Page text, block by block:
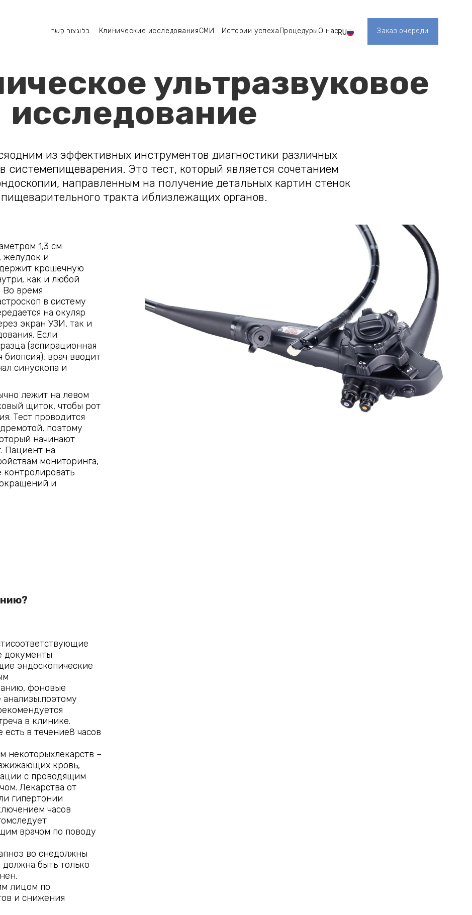
Заказ очереди
RU
О нас
Процедуры
Истории успеха
סיפורי
СМИ
Клинические исследования
מחקר
בלוגצור קשר
ультразвуковое
исследование
из эффективных инструментов диагностики различных
системепищеварения. Это тест, который является сочетанием
направленным на получение детальных картин стенок
пищеварительного тракта иблизлежащих органов.
1,3 см
желудок и
крошечную
как и любой
Во время
в систему
на окуляр
экран УЗИ, так и
Если
(аспирационная
биопсия), врач вводит
синускопа и
лежит на левом
щиток, чтобы рот
Тест проводится
поэтому
начинают
Пациент на
мониторинга,
и
документы
эндоскопические
фоновые
в клинике.
в течение8 часов
некоторыхлекарств –
кровь,
с проводящим
Лекарства от
гипертонии
часов
врачом по поводу
во снедолжны
быть только
лицом по
и снижения